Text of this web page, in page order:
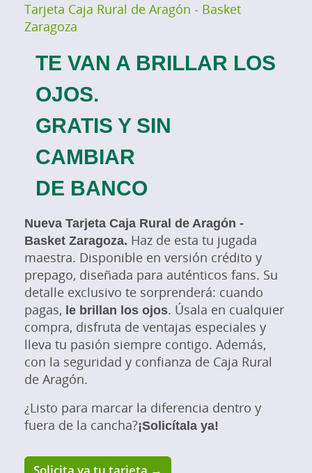
Tarjeta Caja Rural de Aragón - Basket
Zaragoza
TE VAN A BRILLAR LOS
OJOS.
GRATIS Y SIN
CAMBIAR
DE BANCO
Nueva Tarjeta Caja Rural de Aragón -
Basket Zaragoza. Haz de esta tu jugada
maestra. Disponible en versión crédito y
prepago, diseñada para auténticos fans. Su
detalle exclusivo te sorprenderá: cuando
pagas, le brillan los ojos. Úsala en cualquier
compra, disfruta de ventajas especiales y
lleva tu pasión siempre contigo. Además,
con la seguridad y confianza de Caja Rural
de Aragón.
¿Listo para marcar la diferencia dentro y
fuera de la cancha?¡Solicítala ya!